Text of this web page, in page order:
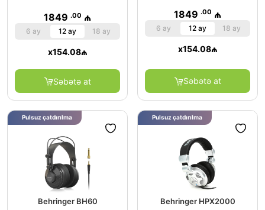
1849 .00 ₼
6 ay 12 ay 18 ay
x154.08₼
Səbətə at
1849 .00 ₼
6 ay 12 ay 18 ay
x154.08₼
Səbətə at
Behringer BH60
Pulsuz çatdırılma
Behringer HPX2000
Pulsuz çatdırılma